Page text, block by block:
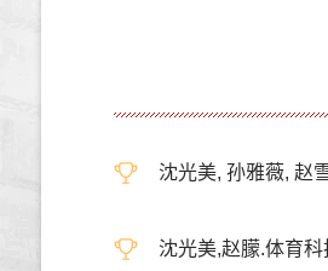
沈光美, 孙雅薇, 赵
沈光美,赵朦.体育